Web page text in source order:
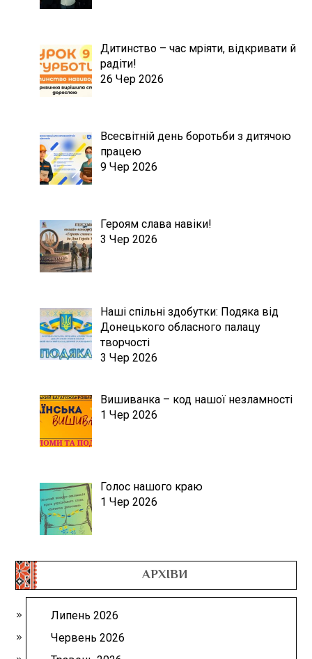
Дитинство – час мріяти, відкривати й
радіти!
26 Чер 2026
Всесвітній день боротьби з дитячою
працею
9 Чер 2026
Героям слава навіки!
3 Чер 2026
Наші спільні здобутки: Подяка від
Донецького обласного палацу
творчості
3 Чер 2026
Вишиванка – код нашої незламності
1 Чер 2026
Голос нашого краю
1 Чер 2026
АРХІВИ
Липень 2026
Червень 2026